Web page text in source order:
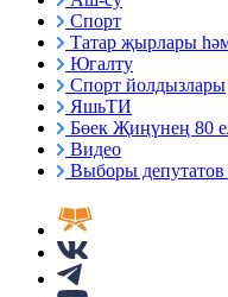
Спорт
Татар җырлары
Югалту
Спорт йолдызлары
ЯшьТИ
Бөек Җиңүнең 80
Видео
Выборы депутатов